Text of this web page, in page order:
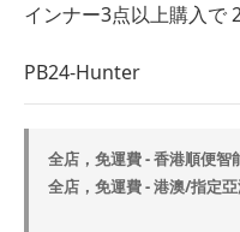
インナー3点以上購入で
PB24-Hunter
全店，免運費 - 香港順便
全店，免運費 - 港澳/指定